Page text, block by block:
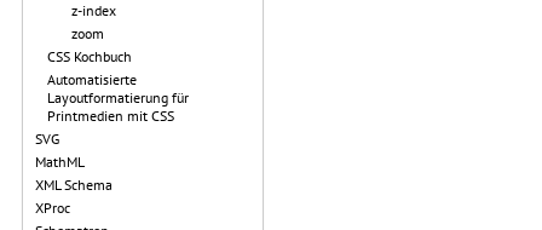
z-index
zoom
CSS Kochbuch
Automatisierte
Layoutformatierung für
Printmedien mit CSS
SVG
MathML
XML Schema
XProc